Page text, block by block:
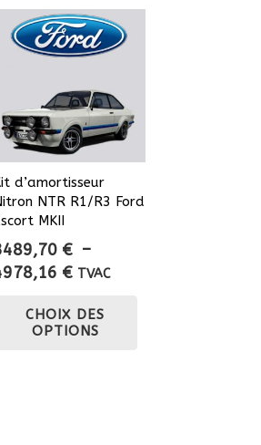
d’amortisseur
NTR R1/R3 Ford
MKII
€ –
€Plage
prix :
3489,70 €
TVAC
CHOIX DES
OPTIONS